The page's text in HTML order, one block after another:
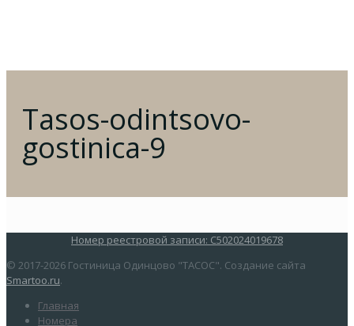
Tasos-odintsovo-
gostinica-9
Номер реестровой записи: С502024019678
© 2017-2026 Гостиница Одинцово "ТАСОС". Создание сайта
Smartoo.ru.
Главная
Номера